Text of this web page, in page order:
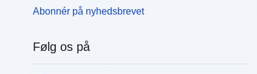
Abonnér på nyhedsbrevet
Følg os på